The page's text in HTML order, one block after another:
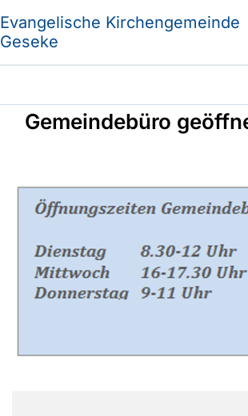
Evangelische Kirchengemeinde
Geseke
Gemeindebüro